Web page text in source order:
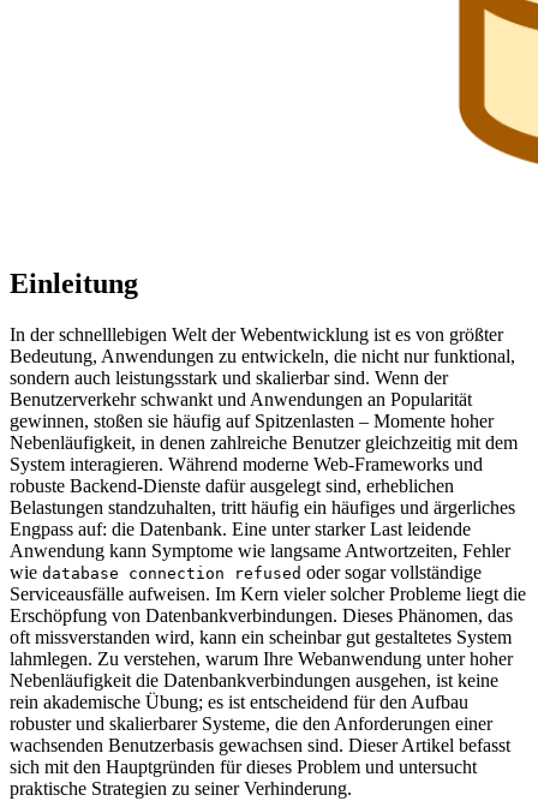
Einleitung
In der schnelllebigen Welt der Webentwicklung ist es von größter
Bedeutung, Anwendungen zu entwickeln, die nicht nur funktional,
sondern auch leistungsstark und skalierbar sind. Wenn der
Benutzerverkehr schwankt und Anwendungen an Popularität
gewinnen, stoßen sie häufig auf Spitzenlasten – Momente hoher
Nebenläufigkeit, in denen zahlreiche Benutzer gleichzeitig mit dem
System interagieren. Während moderne Web-Frameworks und
robuste Backend-Dienste dafür ausgelegt sind, erheblichen
Belastungen standzuhalten, tritt häufig ein häufiges und ärgerliches
Engpass auf: die Datenbank. Eine unter starker Last leidende
Anwendung kann Symptome wie langsame Antwortzeiten, Fehler
wie database connection refused oder sogar vollständige
Serviceausfälle aufweisen. Im Kern vieler solcher Probleme liegt die
Erschöpfung von Datenbankverbindungen. Dieses Phänomen, das
oft missverstanden wird, kann ein scheinbar gut gestaltetes System
lahmlegen. Zu verstehen, warum Ihre Webanwendung unter hoher
Nebenläufigkeit die Datenbankverbindungen ausgehen, ist keine
rein akademische Übung; es ist entscheidend für den Aufbau
robuster und skalierbarer Systeme, die den Anforderungen einer
wachsenden Benutzerbasis gewachsen sind. Dieser Artikel befasst
sich mit den Hauptgründen für dieses Problem und untersucht
praktische Strategien zu seiner Verhinderung.